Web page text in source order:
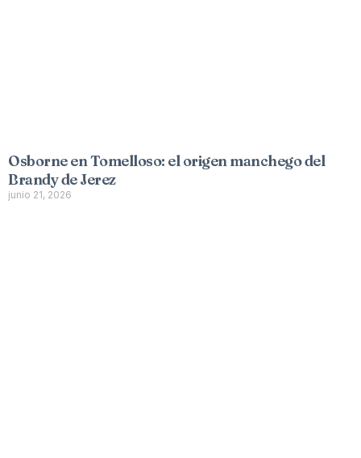
Osborne en Tomelloso: el origen manchego del
Brandy de Jerez
junio 21, 2026